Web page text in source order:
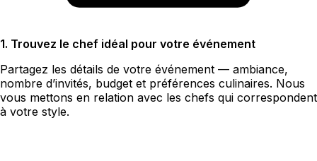
1. Trouvez le chef idéal pour votre événement
Partagez les détails de votre événement — ambiance,
nombre d’invités, budget et préférences culinaires. Nous
vous mettons en relation avec les chefs qui correspondent
à votre style.